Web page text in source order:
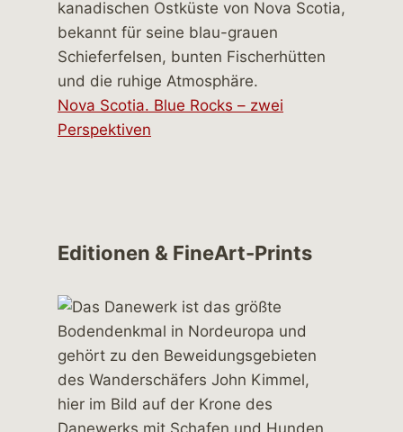
Nova Scotia. Blue Rocks – zwei
Perspektiven
Editionen & FineArt-Prints